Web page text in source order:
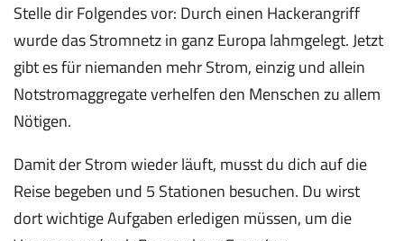
Stelle dir Folgendes vor: Durch einen Hackerangriff
wurde das Stromnetz in ganz Europa lahmgelegt. Jetzt
gibt es für niemanden mehr Strom, einzig und allein
Notstromaggregate verhelfen den Menschen zu allem
Nötigen.
Damit der Strom wieder läuft, musst du dich auf die
Reise begeben und 5 Stationen besuchen. Du wirst
dort wichtige Aufgaben erledigen müssen, um die